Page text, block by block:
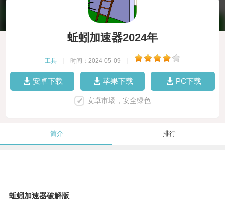
蚯蚓加速器2024年
工具 时间：2024-05-09
安卓下载 苹果下载 PC下载
安卓市场，安全绿色
简介 排行
蚯蚓加速器破解版